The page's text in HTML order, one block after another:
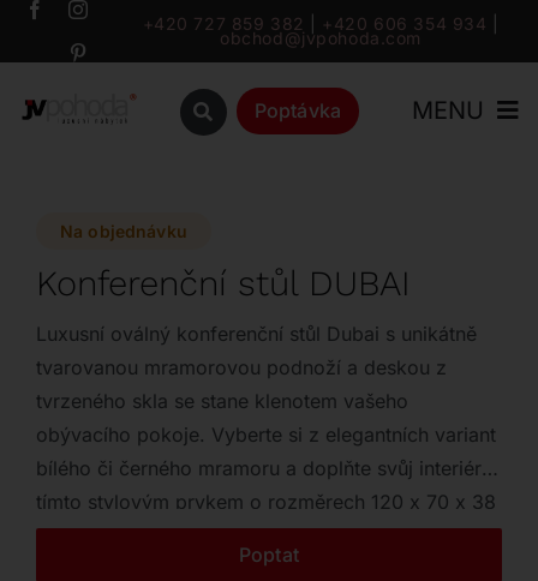
Přeskočit
+420 727 859 382 +420 606 354 934
obchod@jvpohoda.com
Poptávka MENU
Katalog
Značky
Outlet
Kontakt
Na objednávku
Konferenční stůl DUBAI
Luxusní oválný konferenční stůl Dubai s unikátně
tvarovanou mramorovou podnoží a deskou z
tvrzeného skla se stane klenotem vašeho
obývacího pokoje. Vyberte si z elegantních variant
bílého či černého mramoru a doplňte svůj interiér
tímto stylovým prvkem o rozměrech 120 x 70 x 38
cm.
Poptat